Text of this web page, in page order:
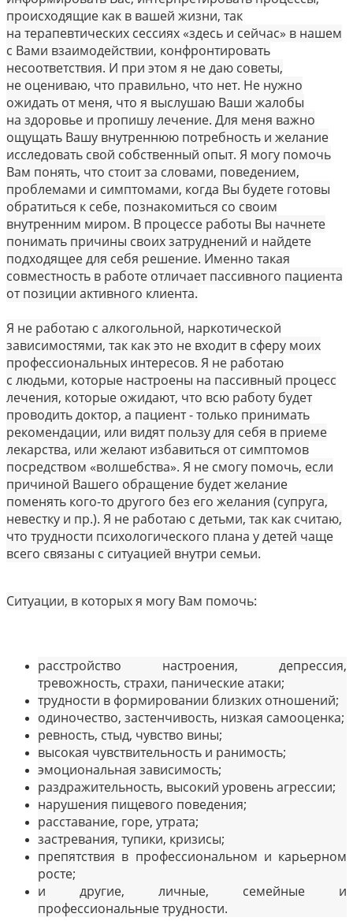
происходящие как в вашей жизни, так
на терапевтических сессиях «здесь и сейчас» в нашем
с Вами взаимодействии, конфронтировать
несоответствия. И при этом я не даю советы,
не оцениваю, что правильно, что нет. Не нужно
ожидать от меня, что я выслушаю Ваши жалобы
на здоровье и пропишу лечение. Для меня важно
ощущать Вашу внутреннюю потребность и желание
исследовать свой собственный опыт. Я могу помочь
Вам понять, что стоит за словами, поведением,
проблемами и симптомами, когда Вы будете готовы
обратиться к себе, познакомиться со своим
внутренним миром. В процессе работы Вы начнете
понимать причины своих затруднений и найдете
подходящее для себя решение. Именно такая
совместность в работе отличает пассивного пациента
от позиции активного клиента.
Я не работаю с алкогольной, наркотической
зависимостями, так как это не входит в сферу моих
профессиональных интересов. Я не работаю
с людьми, которые настроены на пассивный процесс
лечения, которые ожидают, что всю работу будет
проводить доктор, а пациент - только принимать
рекомендации, или видят пользу для себя в приеме
лекарства, или желают избавиться от симптомов
посредством «волшебства». Я не смогу помочь, если
причиной Вашего обращение будет желание
поменять кого-то другого без его желания (супруга,
невестку и пр.). Я не работаю с детьми, так как считаю,
что трудности психологического плана у детей чаще
всего связаны с ситуацией внутри семьи.
Ситуации, в которых я могу Вам помочь:
расстройство настроения, депрессия,
тревожность, страхи, панические атаки;
трудности в формировании близких отношений;
одиночество, застенчивость, низкая самооценка;
ревность, стыд, чувство вины;
высокая чувствительность и ранимость;
эмоциональная зависимость;
раздражительность, высокий уровень агрессии;
нарушения пищевого поведения;
расставание, горе, утрата;
застревания, тупики, кризисы;
препятствия в профессиональном и карьерном
росте;
и другие, личные, семейные и
профессиональные трудности.